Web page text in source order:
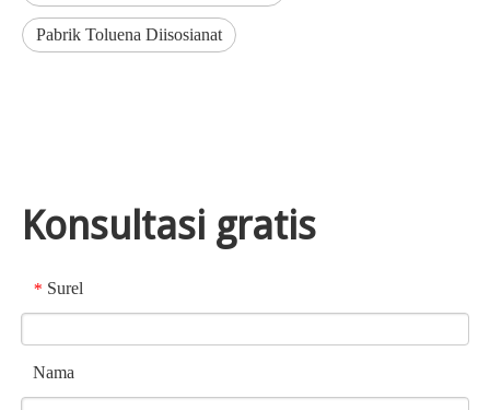
Pabrik Toluena Diisosianat
Konsultasi gratis
* Surel
Nama